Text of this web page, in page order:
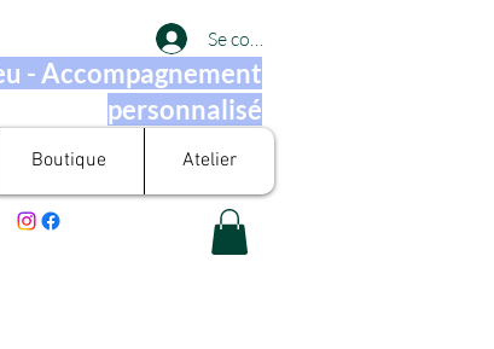
Se connecter
- Accompagnement
personnalisé
Boutique Atelier